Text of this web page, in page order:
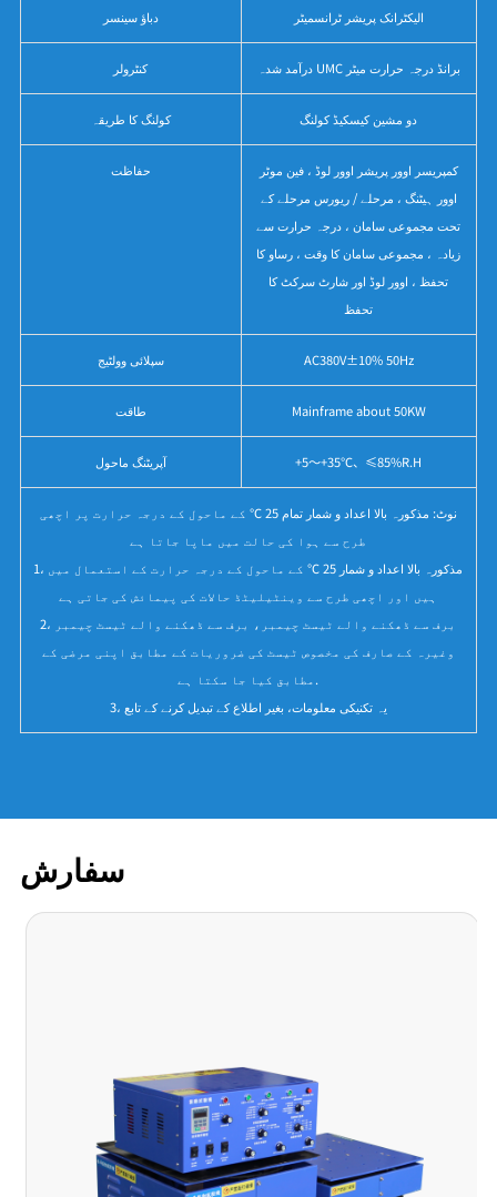
دباؤ سینسر الیکٹرانک پریشر ٹرانسمیٹر
کنٹرولر درآمد شدہ UMC برانڈ درجہ حرارت میٹر
کولنگ کا طریقہ دو مشین کیسکیڈ کولنگ
حفاظت
کمپریسر اوور پریشر اوور لوڈ ، فین موٹر
اوور ہیٹنگ ، مرحلے / ریورس مرحلے کے
تحت مجموعی سامان ، درجہ حرارت سے
زیادہ ، مجموعی سامان کا وقت ، رساو کا
تحفظ ، اوور لوڈ اور شارٹ سرکٹ کا
تحفظ
سپلائی وولٹیج AC380V±10% 50Hz
طاقت Mainframe about 50KW
آپریٹنگ ماحول +5～+35℃、≤85%R.H
نوٹ: مذکورہ بالا اعداد و شمار تمام 25 ℃ کے ماحول کے درجہ حرارت پر اچھی
طرح سے ہوا کی حالت میں ماپا جاتا ہے
1، مذکورہ بالا اعداد و شمار 25 ℃ کے ماحول کے درجہ حرارت کے استعمال میں
ہیں اور اچھی طرح سے وینٹیلیٹڈ حالات کی پیمائش کی جاتی ہے
2، برف سے ڈھکنے والے ٹیسٹ چیمبر، برف سے ڈھکنے والے ٹیسٹ چیمبر
وغیرہ کے صارف کی مخصوص ٹیسٹ کی ضروریات کے مطابق اپنی مرضی کے
مطابق کیا جا سکتا ہے.
3، یہ تکنیکی معلومات، بغیر اطلاع کے تبدیل کرنے کے تابع
سفارش